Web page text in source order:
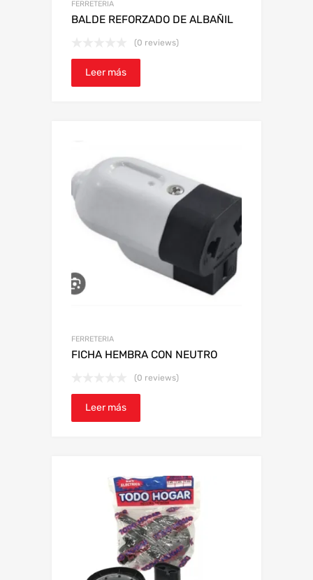
FERRETERIA
BALDE REFORZADO DE ALBAÑIL
(0 reviews)
Leer más
FERRETERIA
FICHA HEMBRA CON NEUTRO
(0 reviews)
Leer más